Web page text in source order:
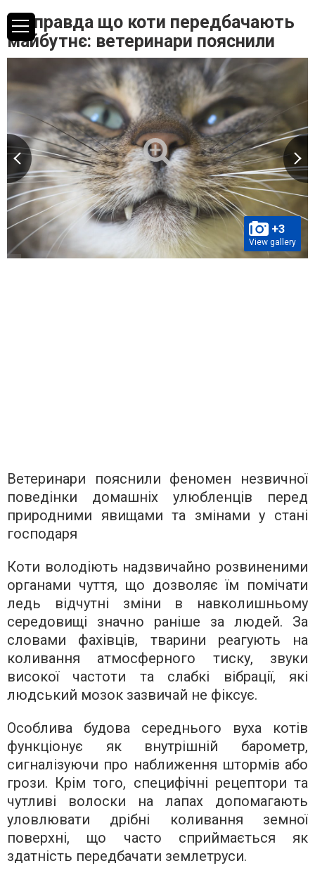
Чи правда що коти передбачають
майбутнє: ветеринари пояснили
+3
View gallery
Ветеринари пояснили феномен незвичної
поведінки домашніх улюбленців перед
природними явищами та змінами у стані
господаря
Коти володіють надзвичайно розвиненими
органами чуття, що дозволяє їм помічати
ледь відчутні зміни в навколишньому
середовищі значно раніше за людей. За
словами фахівців, тварини реагують на
коливання атмосферного тиску, звуки
високої частоти та слабкі вібрації, які
людський мозок зазвичай не фіксує.
Особлива будова середнього вуха котів
функціонує як внутрішній барометр,
сигналізуючи про наближення штормів або
грози. Крім того, специфічні рецептори та
чутливі волоски на лапах допомагають
уловлювати дрібні коливання земної
поверхні, що часто сприймається як
здатність передбачати землетруси.